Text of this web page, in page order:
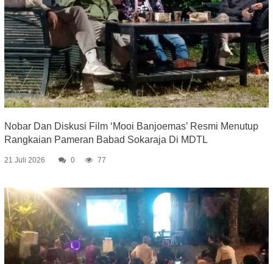
Nobar Dan Diskusi Film ‘Mooi Banjoemas’ Resmi Menutup
Rangkaian Pameran Babad Sokaraja Di MDTL
21 Juli 2026 0 77